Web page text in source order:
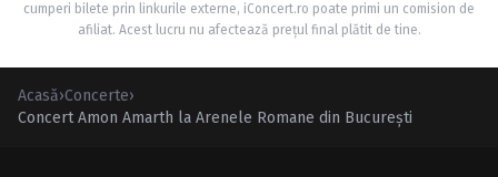
cumperi bilete prin linkurile externe, iConcert.ro poate primi un comision de
afiliat. Acest lucru nu afectează prețul final plătit de tine.
Acasă›Concerte›
Concert Amon Amarth la Arenele Romane din Bucureşti